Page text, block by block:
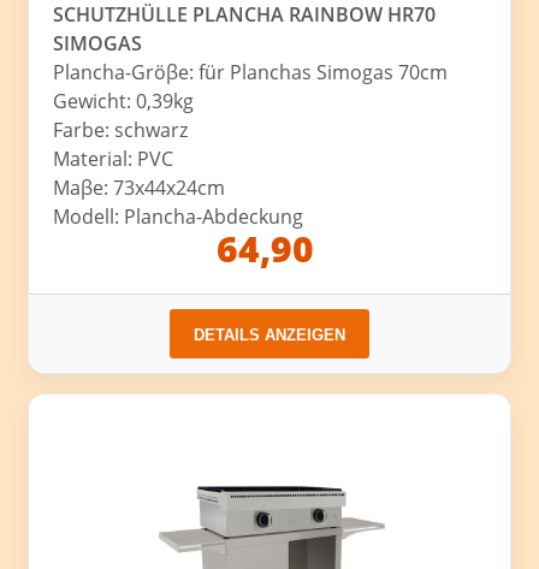
SCHUTZHÜLLE PLANCHA RAINBOW HR70
SIMOGAS
Plancha-Gröβe: für Planchas Simogas 70cm
Gewicht: 0,39kg
Farbe: schwarz
Material: PVC
Maβe: 73x44x24cm
Modell: Plancha-Abdeckung
64,90
DETAILS ANZEIGEN